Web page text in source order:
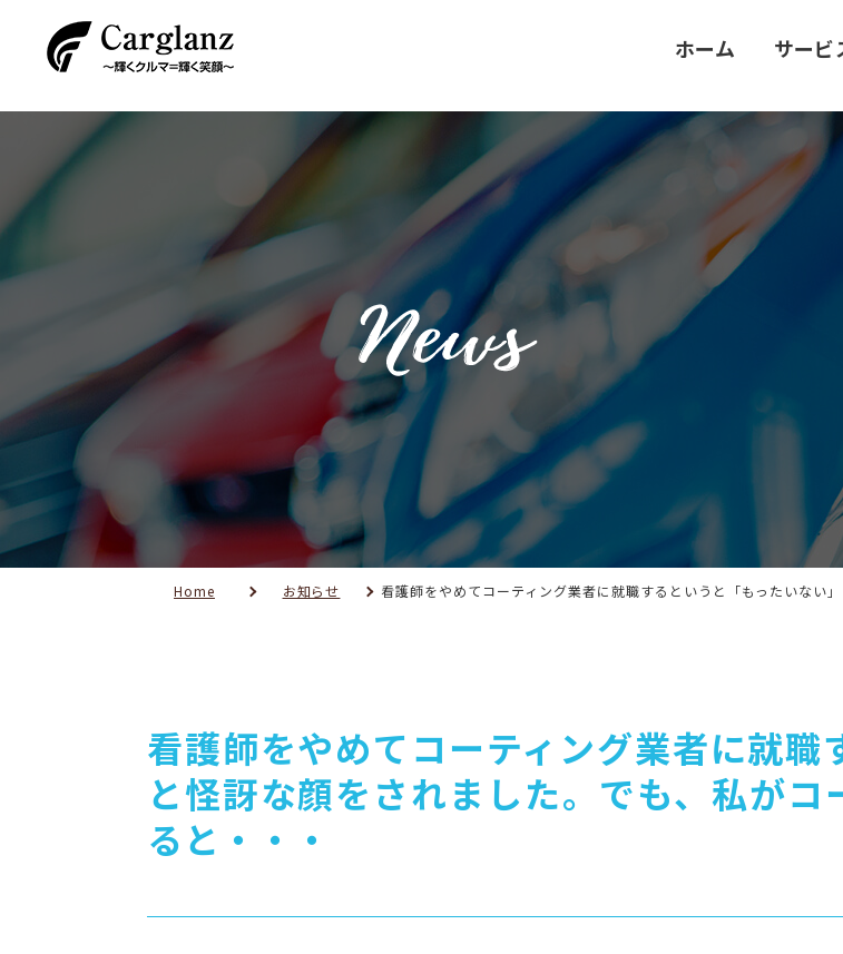
ホーム サービ
Home お知らせ
看護師をやめてコーティング業者に就職
と怪訝な顔をされました。でも、私が
ると・・・